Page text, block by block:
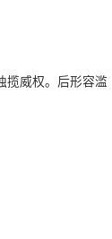
揽威权。后形容滥